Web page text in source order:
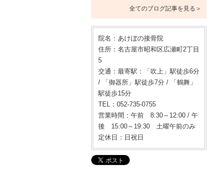
全てのブログ記事を見る＞
院名：あけぼの接骨院
住所：名古屋市昭和区広瀬町2丁目
5
交通：最寄駅：「吹上」駅徒歩6分
/ 「御器所」駅徒歩7分 / 「鶴舞」
駅徒歩15分
TEL：052-735-0755
営業時間：午前 8:30～12:00 / 午
後 15:00～19:30 土曜午前のみ
定休日：日祝日